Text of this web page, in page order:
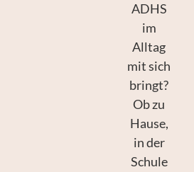
ADHS
im
Alltag
mit sich
bringt?
Ob zu
Hause,
in der
Schule